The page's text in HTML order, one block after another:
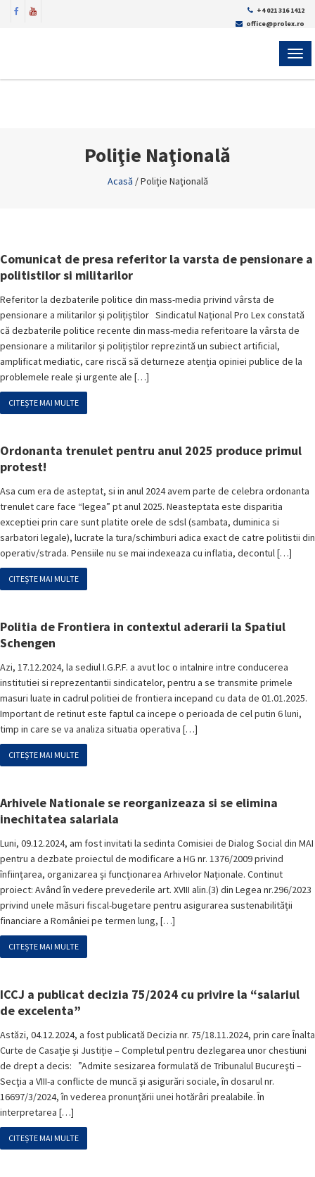
+4 021 316 1412
office@prolex.ro
Poliţie Naţională
Acasă /Poliţie Naţională
Comunicat de presa referitor la varsta de pensionare a
politistilor si militarilor
Referitor la dezbaterile politice din mass-media privind vârsta de
pensionare a militarilor și polițiștilor Sindicatul Național Pro Lex constată
că dezbaterile politice recente din mass-media referitoare la vârsta de
pensionare a militarilor și polițiștilor reprezintă un subiect artificial,
amplificat mediatic, care riscă să deturneze atenția opiniei publice de la
problemele reale și urgente ale […]
CITEȘTE MAI MULTE
Ordonanta trenulet pentru anul 2025 produce primul
protest!
Asa cum era de asteptat, si in anul 2024 avem parte de celebra ordonanta
trenulet care face “legea” pt anul 2025. Neasteptata este disparitia
exceptiei prin care sunt platite orele de sdsl (sambata, duminica si
sarbatori legale), lucrate la tura/schimburi adica exact de catre politistii din
operativ/strada. Pensiile nu se mai indexeaza cu inflatia, decontul […]
CITEȘTE MAI MULTE
Politia de Frontiera in contextul aderarii la Spatiul
Schengen
Azi, 17.12.2024, la sediul I.G.P.F. a avut loc o intalnire intre conducerea
institutiei si reprezentantii sindicatelor, pentru a se transmite primele
masuri luate in cadrul politiei de frontiera incepand cu data de 01.01.2025.
Important de retinut este faptul ca incepe o perioada de cel putin 6 luni,
timp in care se va analiza situatia operativa […]
CITEȘTE MAI MULTE
Arhivele Nationale se reorganizeaza si se elimina
inechitatea salariala
Luni, 09.12.2024, am fost invitati la sedinta Comisiei de Dialog Social din MAI
pentru a dezbate proiectul de modificare a HG nr. 1376/2009 privind
înființarea, organizarea și funcționarea Arhivelor Naționale. Continut
proiect: Având în vedere prevederile art. XVIII alin.(3) din Legea nr.296/2023
privind unele măsuri fiscal-bugetare pentru asigurarea sustenabilității
financiare a României pe termen lung, […]
CITEȘTE MAI MULTE
ICCJ a publicat decizia 75/2024 cu privire la “salariul
de excelenta”
Astăzi, 04.12.2024, a fost publicată Decizia nr. 75/18.11.2024, prin care Înalta
Curte de Casație și Justiție – Completul pentru dezlegarea unor chestiuni
de drept a decis: ”Admite sesizarea formulată de Tribunalul Bucureşti –
Secţia a VIII-a conflicte de muncă şi asigurări sociale, în dosarul nr.
16697/3/2024, în vederea pronunţării unei hotărâri prealabile. În
interpretarea […]
CITEȘTE MAI MULTE